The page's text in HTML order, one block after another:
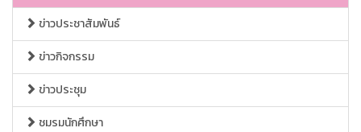
ข่าวประชาสัมพันธ์
ข่าวกิจกรรม
ข่าวประชุม
ชมรมนักศึกษา